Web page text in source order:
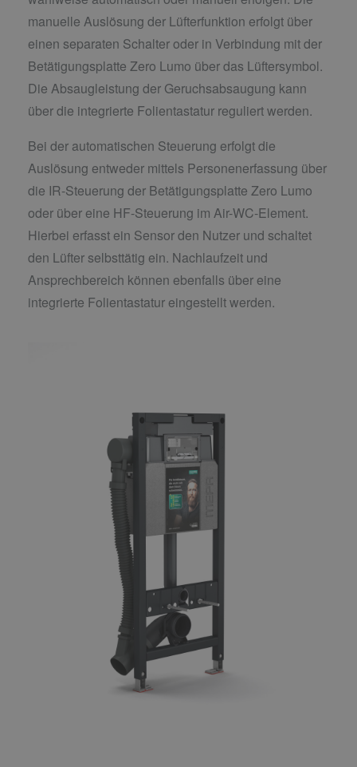
manuelle Auslösung der Lüfterfunktion erfolgt über
einen separaten Schalter oder in Verbindung mit der
Betätigungsplatte Zero Lumo über das Lüftersymbol.
Die Absaugleistung der Geruchsabsaugung kann
über die integrierte Folientastatur reguliert werden.
Bei der automatischen Steuerung erfolgt die
Auslösung entweder mittels Personenerfassung über
die IR-Steuerung der Betätigungsplatte Zero Lumo
oder über eine HF-Steuerung im Air-WC-Element.
Hierbei erfasst ein Sensor den Nutzer und schaltet
den Lüfter selbsttätig ein. Nachlaufzeit und
Ansprechbereich können ebenfalls über eine
integrierte Folientastatur eingestellt werden.